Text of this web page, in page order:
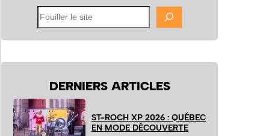
Fouiller
le
site
DERNIERS ARTICLES
ST-ROCH XP 2026 : QUÉBEC
EN MODE DÉCOUVERTE